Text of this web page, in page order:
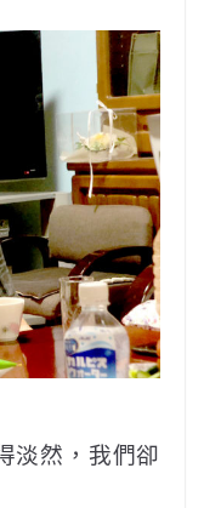
淡然，我們卻